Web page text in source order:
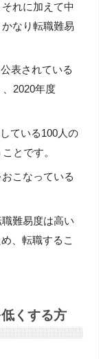
れに加えて中
なり転職難易
表されている
、2020年度
ている100人の
とです。
こなっている
難易度は高い
、転職するこ
くする方